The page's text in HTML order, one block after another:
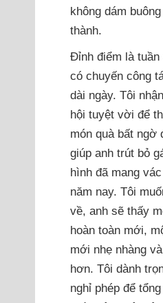
không dám
thành.
Đỉnh điểm là
có chuyến công
dài ngày. Tôi
hội tuyệt vời để
món quà bất ngờ
giúp anh trút bỏ
hình đã mang
năm nay. Tôi
về, anh sẽ thấy
hoàn toàn mới,
mới nhẹ nhàng
hơn. Tôi dành
nghỉ phép để